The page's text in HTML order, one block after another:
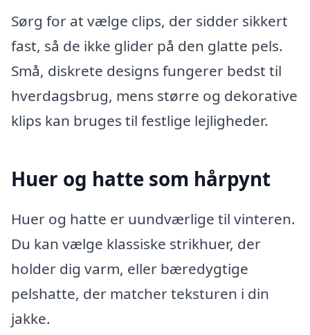
Sørg for at vælge clips, der sidder sikkert
fast, så de ikke glider på den glatte pels.
Små, diskrete designs fungerer bedst til
hverdagsbrug, mens større og dekorative
klips kan bruges til festlige lejligheder.
Huer og hatte som hårpynt
Huer og hatte er uundværlige til vinteren.
Du kan vælge klassiske strikhuer, der
holder dig varm, eller bæredygtige
pelshatte, der matcher teksturen i din
jakke.